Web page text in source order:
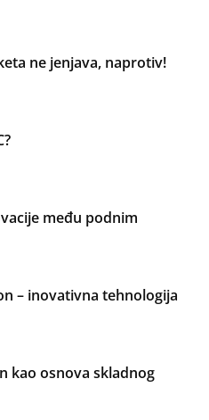
ne jenjava, naprotiv!
među podnim
– inovativna tehnologija
kao osnova skladnog